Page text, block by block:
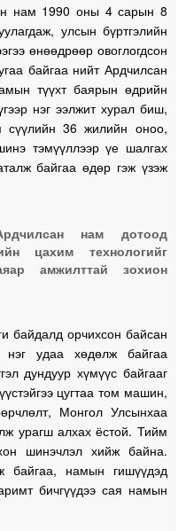
нам 1990 оны 4 сарын 8
улсын бүртгэлийн
өнөөдрөөр овоглогдсон
байгаа нийт Ардчилсан
түүхт баярын өдрийн
нэг ээлжит хурал биш,
36 жилийн оноо,
тэмүүллээр үе шалгах
байгаа өдөр гэж үзэж
нам дотоод
цахим технологийг
амжилттай зохион
байдалд орчихсон байсан
удаа хөдөлж байгаа
дундуур хүмүүс байгааг
цугтаа том машин,
Монгол Улсынхаа
урагш алхах ёстой. Тийм
шинэчлэл хийж байна.
байгаа, намын гишүүдэд
бичгүүдээ сая намын